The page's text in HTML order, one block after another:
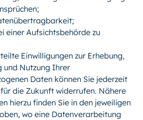
einer Aufsichtsbehörde zu
Einwilligungen zur Erhebung,
und Nutzung Ihrer
Daten können Sie jederzeit
die Zukunft widerrufen. Nähere
hierzu finden Sie in den jeweiligen
wo eine Datenverarbeitung